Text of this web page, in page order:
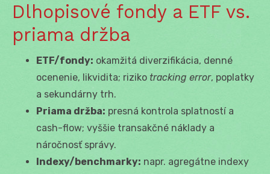
Dlhopisové fondy a ETF vs.
priama držba
ETF/fondy: okamžitá diverzifikácia, denné
ocenenie, likvidita; riziko tracking error, poplatky
a sekundárny trh.
Priama držba: presná kontrola splatností a
cash-flow; vyššie transakčné náklady a
náročnosť správy.
Indexy/benchmarky: napr. agregátne indexy